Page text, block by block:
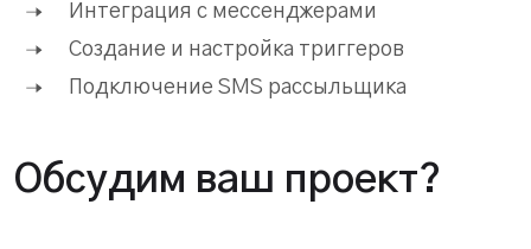
Интеграция с мессенджерами
Создание и настройка триггеров
Подключение SMS рассыльщика
Обсудим ваш проект?